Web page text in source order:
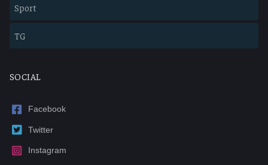
Sport
TG
SOCIAL
Facebook
Twitter
Instagram